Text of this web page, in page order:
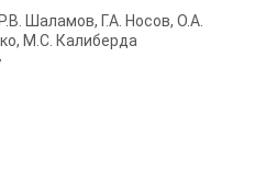
Р.В. Шаламов, Г.А. Носов, О.А.
М.С. Калиберда